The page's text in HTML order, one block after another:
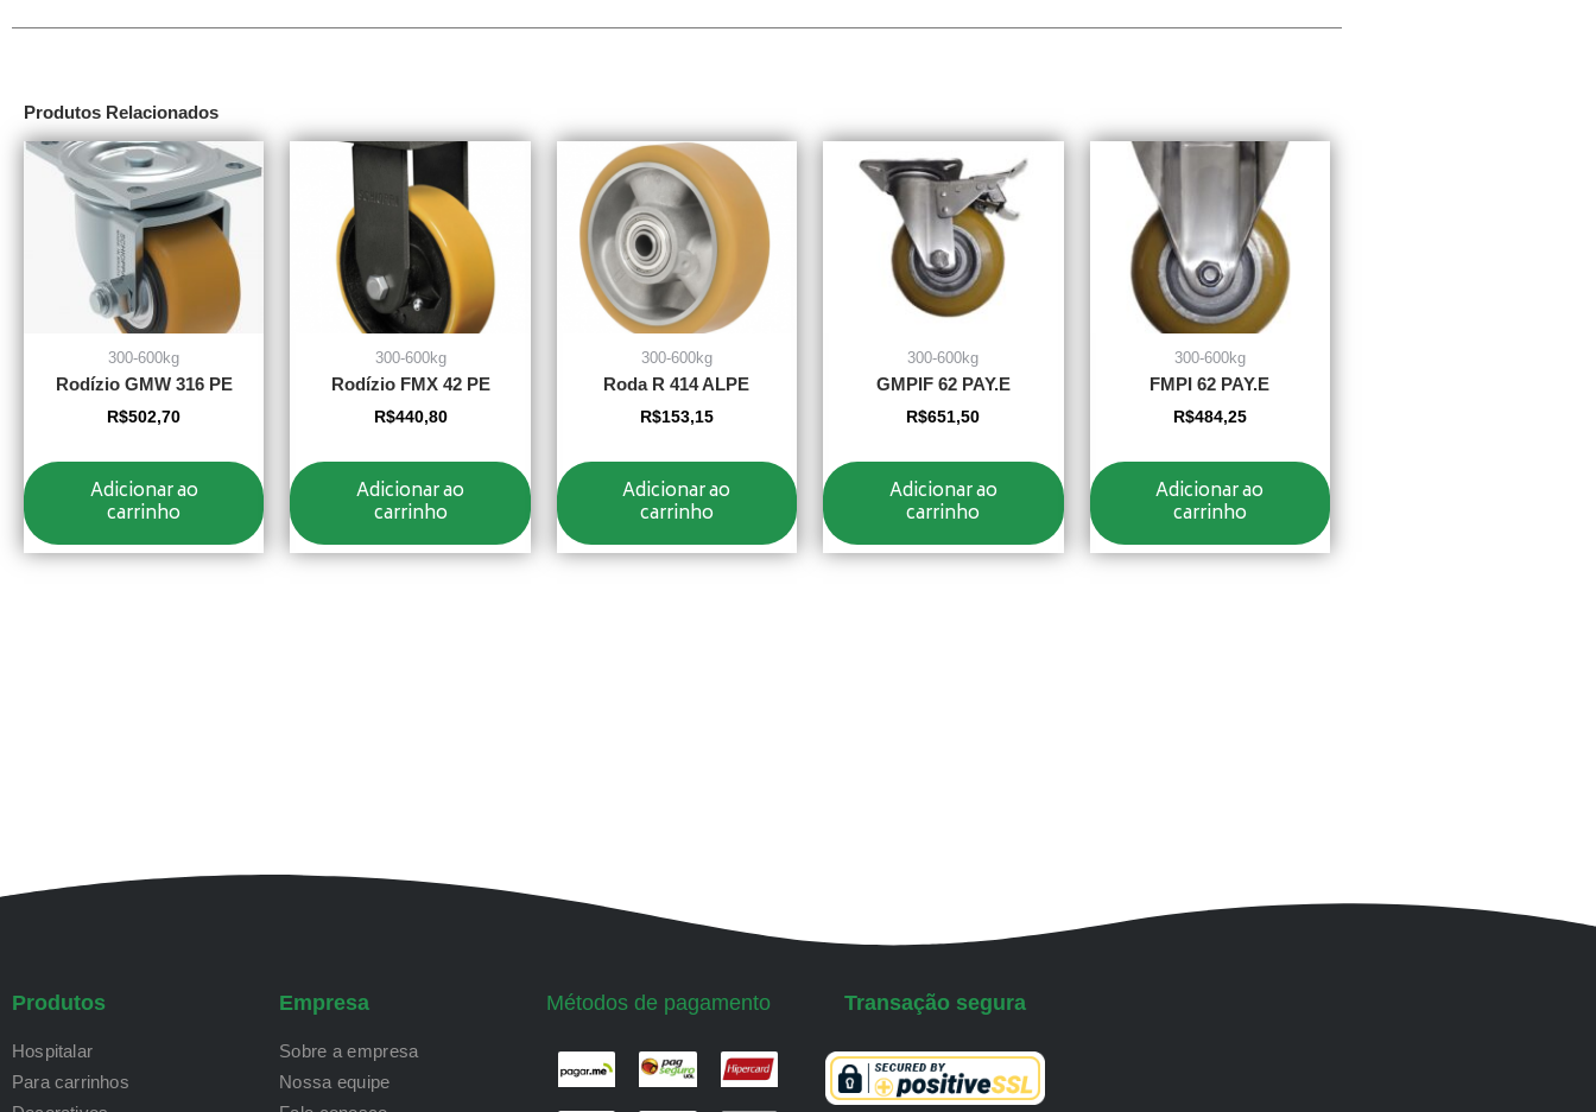
Produtos Relacionados
300-600kg
Rodízio GMW 316 PE
R$502,70
Adicionar ao
carrinho
300-600kg
Rodízio FMX 42 PE
R$440,80
Adicionar ao
carrinho
300-600kg
Roda R 414 ALPE
R$153,15
Adicionar ao
carrinho
300-600kg
GMPIF 62 PAY.E
R$651,50
Adicionar ao
carrinho
300-600kg
FMPI 62 PAY.E
R$484,25
Adicionar ao
carrinho
Produtos
Hospitalar
Para carrinhos
Empresa
Sobre a empresa
Nossa equipe
Métodos de pagamento Transação segura